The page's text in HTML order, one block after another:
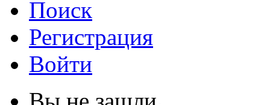
Поиск
Регистрация
Войти